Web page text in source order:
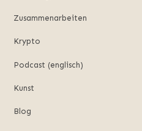
Zusammenarbeiten
Krypto
Podcast (englisch)
Kunst
Blog